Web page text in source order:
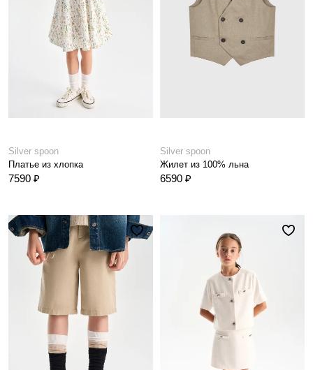
Silver spoon
Платье из хлопка
7590 ₽
Silver spoon
Жилет из 100% льна
6590 ₽